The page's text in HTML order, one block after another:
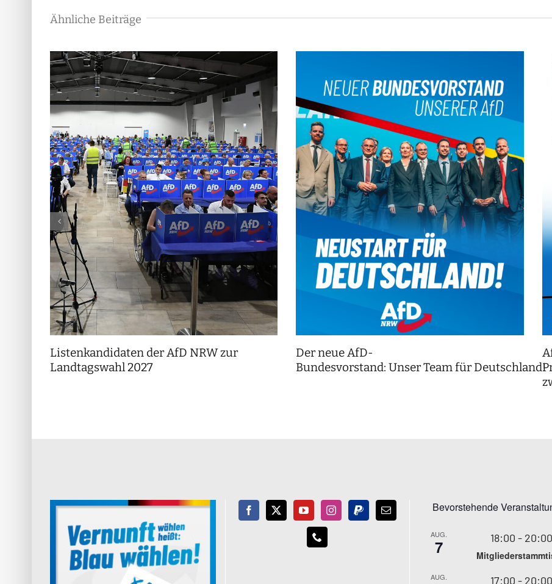
Ähnliche Beiträge
Listenkandidaten der AfD NRW zur
Landtagswahl 2027
Der neue AfD-
Bundesvorstand: Unser Team für Deutschland!
Bevorstehende
AUG.
7 18:00 - 20:00
AUG. 17:00 - 20:00